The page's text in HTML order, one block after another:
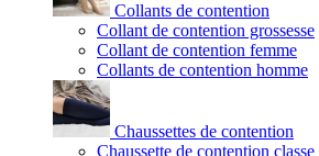
Collants de contention
Collant de contention grossesse
Collant de contention femme
Collants de contention homme
Chaussettes de contention
Chaussette de contention classe